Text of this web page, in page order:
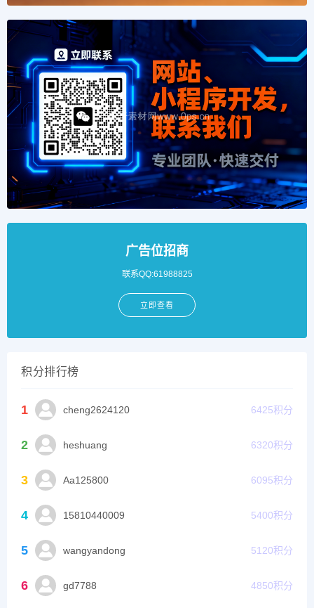
广告位招商
联系QQ:61988825
立即查看
积分排行榜
1 cheng2624120 6425积分
2 heshuang 6320积分
3 Aa125800 6095积分
4 15810440009 5400积分
5 wangyandong 5120积分
6 gd7788 4850积分